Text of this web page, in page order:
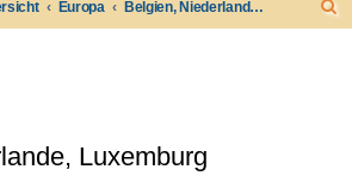
Europa Belgien, Niederlande, Luxemburg
Luxemburg